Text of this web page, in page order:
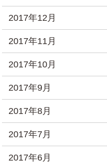
2017年12月
2017年11月
2017年10月
2017年9月
2017年8月
2017年7月
2017年6月